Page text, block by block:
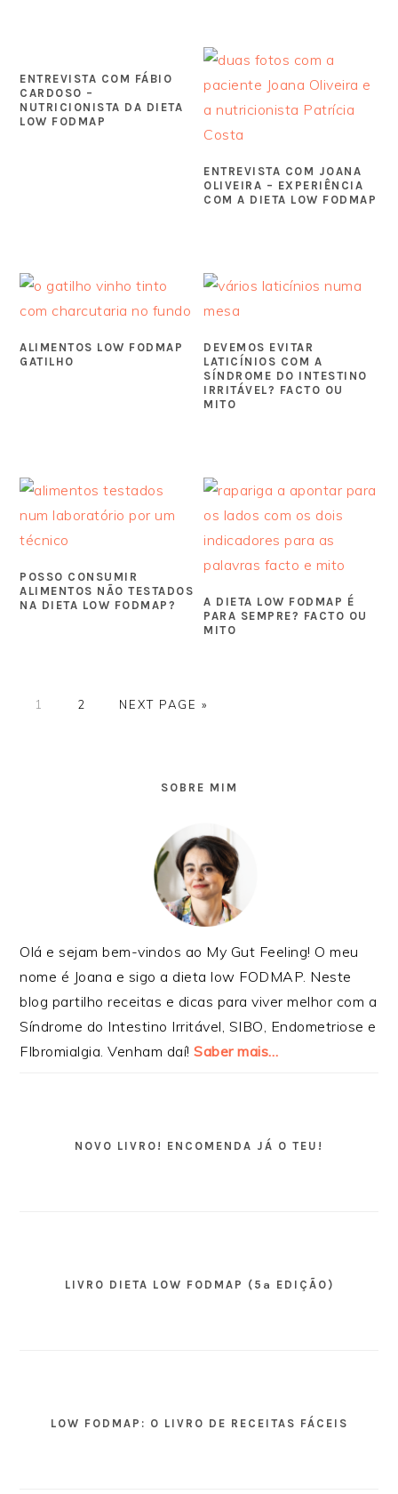
ENTREVISTA COM FÁBIO
CARDOSO –
NUTRICIONISTA DA DIETA
LOW FODMAP
ENTREVISTA COM JOANA
OLIVEIRA – EXPERIÊNCIA
COM A DIETA LOW FODMAP
ALIMENTOS LOW FODMAP
GATILHO
DEVEMOS EVITAR
LATICÍNIOS COM A
SÍNDROME DO INTESTINO
IRRITÁVEL? FACTO OU
MITO
POSSO CONSUMIR
ALIMENTOS NÃO TESTADOS
NA DIETA LOW FODMAP?
A DIETA LOW FODMAP É
PARA SEMPRE? FACTO OU
MITO
GO
1
GO
2
GO
NEXT PAGE »
SOBRE MIM
Olá e sejam bem-vindos ao My Gut Feeling! O meu
nome é Joana e sigo a dieta low FODMAP. Neste
blog partilho receitas e dicas para viver melhor com a
Síndrome do Intestino Irritável, SIBO, Endometriose e
FIbromialgia. Venham daí!Saber mais…
NOVO LIVRO! ENCOMENDA JÁ O TEU!
LIVRO DIETA LOW FODMAP (5ª EDIÇÃO)
LOW FODMAP: O LIVRO DE RECEITAS FÁCEIS